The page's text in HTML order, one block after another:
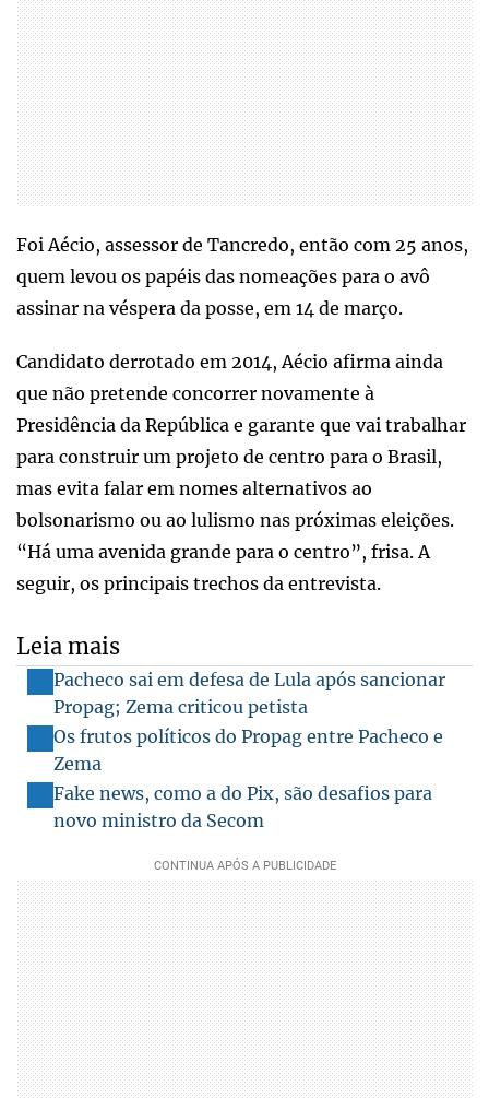
Foi Aécio, assessor de Tancredo, então com 25 anos,
quem levou os papéis das nomeações para o avô
assinar na véspera da posse, em 14 de março.
Candidato derrotado em 2014, Aécio afirma ainda
que não pretende concorrer novamente à
Presidência da República e garante que vai trabalhar
para construir um projeto de centro para o Brasil,
mas evita falar em nomes alternativos ao
bolsonarismo ou ao lulismo nas próximas eleições.
“Há uma avenida grande para o centro”, frisa. A
seguir, os principais trechos da entrevista.
Leia mais
Pacheco sai em defesa de Lula após sancionar
Propag; Zema criticou petista
Os frutos políticos do Propag entre Pacheco e
Zema
Fake news, como a do Pix, são desafios para
novo ministro da Secom